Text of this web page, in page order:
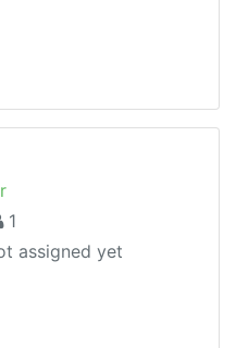
1
assigned yet